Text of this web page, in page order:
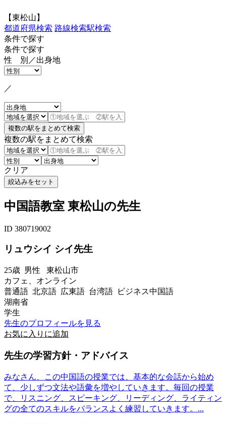
【東松山】
都道府県検索 路線検索駅検索
条件で探す
条件で探す
性 別／出身地
／
複数の駅をまとめて検索
クリア
中国語教室 東松山の先生
ID 380719002
リュウシイ シイ先生
25歳 男性 東松山市
カフェ、オンライン
普通語 北京語 広東語 台湾語 ビジネス中国語
湖南省
学生
先生のプロフィールを見る
お気に入りに追加
先生の学習方針・アドバイス
みなさん、この中国語の授業では、基本的な会話から始め
て、少しずつ文法や語彙を増やしていきます。毎回の授業
で、リスニング、スピーキング、リーディング、ライティン
グの全てのスキルをバランスよく練習していきます。...